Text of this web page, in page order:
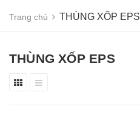
Trang chủ THÙNG XỐP EPS
THÙNG XỐP EPS